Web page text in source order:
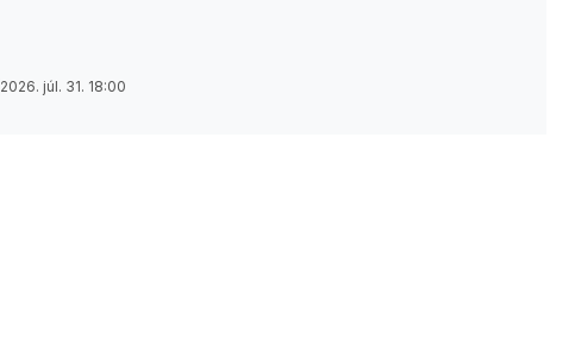
2026. júl. 31. 18:00